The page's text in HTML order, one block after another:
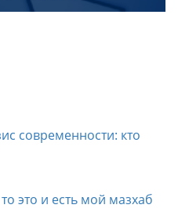
современности: кто
это и есть мой мазхаб